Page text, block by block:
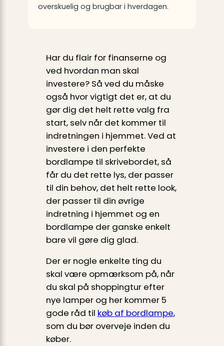
overskuelig og brugbar i hverdagen.
Har du flair for finanserne og
ved hvordan man skal
investere? Så ved du måske
også hvor vigtigt det er, at du
gør dig det helt rette valg fra
start, selv når det kommer til
indretningen i hjemmet. Ved at
investere i den perfekte
bordlampe til skrivebordet, så
får du det rette lys, der passer
til din behov, det helt rette look,
der passer til din øvrige
indretning i hjemmet og en
bordlampe der ganske enkelt
bare vil gøre dig glad.
Der er nogle enkelte ting du
skal være opmærksom på, når
du skal på shoppingtur efter
nye lamper og her kommer 5
gode råd til køb af bordlampe,
som du bør overveje inden du
køber.